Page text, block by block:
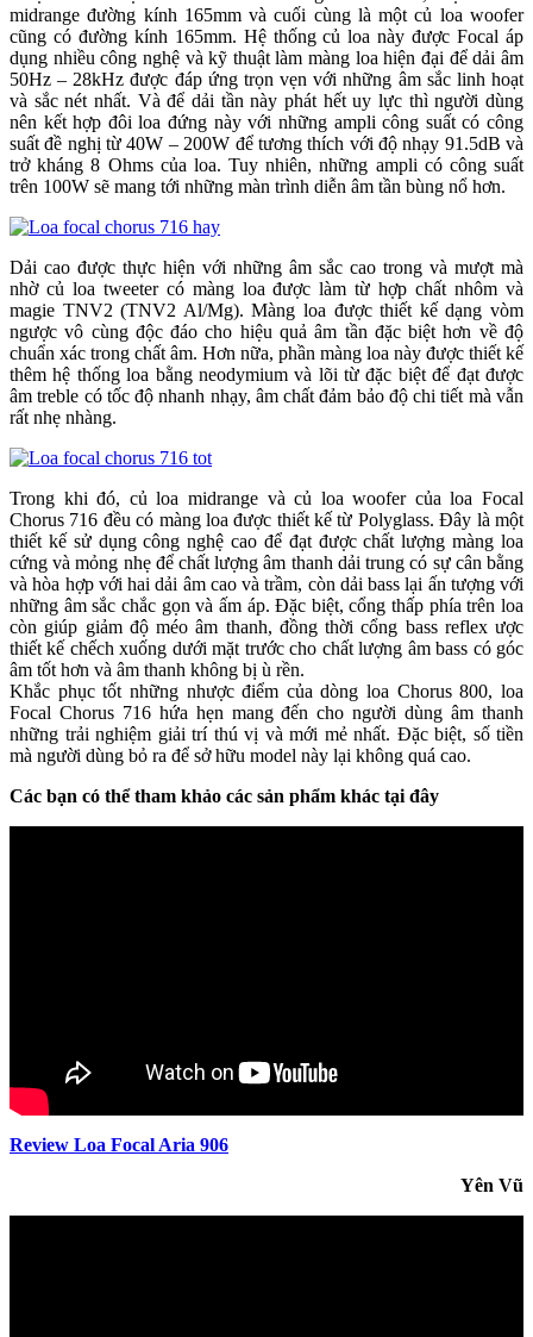
midrange đường kính 165mm và cuối cùng là một củ loa woofer
cũng có đường kính 165mm. Hệ thống củ loa này được Focal áp
dụng nhiều công nghệ và kỹ thuật làm màng loa hiện đại để dải âm
50Hz – 28kHz được đáp ứng trọn vẹn với những âm sắc linh hoạt
và sắc nét nhất. Và để dải tần này phát hết uy lực thì người dùng
nên kết hợp đôi loa đứng này với những ampli công suất có công
suất đề nghị từ 40W – 200W để tương thích với độ nhạy 91.5dB và
trở kháng 8 Ohms của loa. Tuy nhiên, những ampli có công suất
trên 100W sẽ mang tới những màn trình diễn âm tần bùng nổ hơn.
Dải cao được thực hiện với những âm sắc cao trong và mượt mà
nhờ củ loa tweeter có màng loa được làm từ hợp chất nhôm và
magie TNV2 (TNV2 Al/Mg). Màng loa được thiết kế dạng vòm
ngược vô cùng độc đáo cho hiệu quả âm tần đặc biệt hơn về độ
chuẩn xác trong chất âm. Hơn nữa, phần màng loa này được thiết kế
thêm hệ thống loa bằng neodymium và lõi từ đặc biệt để đạt được
âm treble có tốc độ nhanh nhạy, âm chất đảm bảo độ chi tiết mà vẫn
rất nhẹ nhàng.
Trong khi đó, củ loa midrange và củ loa woofer của loa Focal
Chorus 716 đều có màng loa được thiết kế từ Polyglass. Đây là một
thiết kế sử dụng công nghệ cao để đạt được chất lượng màng loa
cứng và mỏng nhẹ để chất lượng âm thanh dải trung có sự cân bằng
và hòa hợp với hai dải âm cao và trầm, còn dải bass lại ấn tượng với
những âm sắc chắc gọn và ấm áp. Đặc biệt, cổng thấp phía trên loa
còn giúp giảm độ méo âm thanh, đồng thời cổng bass reflex ược
thiết kế chếch xuống dưới mặt trước cho chất lượng âm bass có góc
âm tốt hơn và âm thanh không bị ù rền.
Khắc phục tốt những nhược điểm của dòng loa Chorus 800, loa
Focal Chorus 716 hứa hẹn mang đến cho người dùng âm thanh
những trải nghiệm giải trí thú vị và mới mẻ nhất. Đặc biệt, số tiền
mà người dùng bỏ ra để sở hữu model này lại không quá cao.
Các bạn có thể tham khảo các sản phẩm khác tại đây
Review Loa Focal Aria 906
Yên Vũ